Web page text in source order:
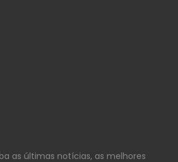
as últimas notícias, as melhores